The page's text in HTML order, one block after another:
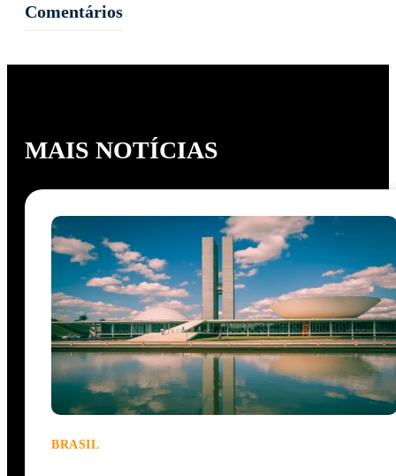
Comentários
MAIS NOTÍCIAS
BRASIL